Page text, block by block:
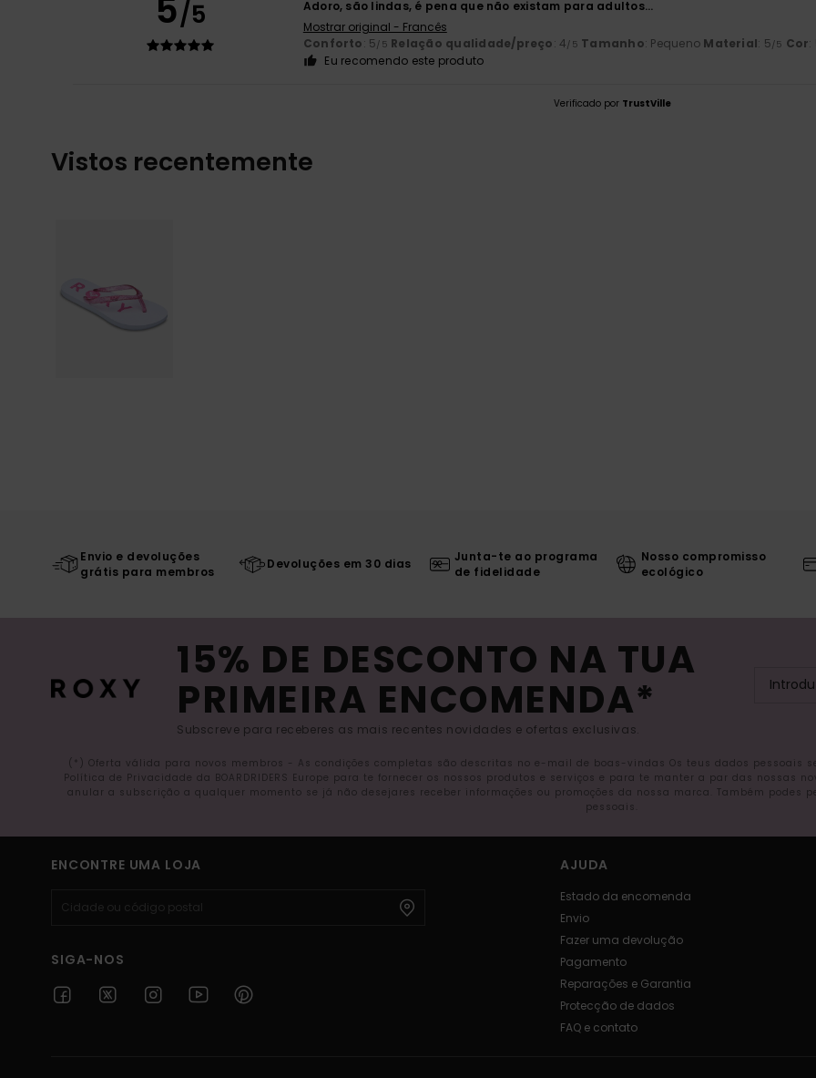
5/5
Adoro, são lindas, é pena que não existam para adultos...
Mostrar original - Francês
Conforto: 5/5 Relação qualidade/preço: 4/5 Tamanho: Pequeno Material: 5/5 Cor:
Eu recomendo este produto
Verificado por TrustVille
Vistos recentemente
Envio e devoluções
grátis para membros
Devoluções em 30 dias
Junta-te ao programa
de fidelidade
Nosso compromisso
ecológico
15% DE DESCONTO NA TUA
PRIMEIRA ENCOMENDA*
Subscreve para receberes as mais recentes novidades e ofertas exclusivas.
(*) Oferta válida para novos membros - As condições completas são descritas no e-mail de boas-vindas Os teus dados pessoais
Política de Privacidade da BOARDRIDERS Europe para te fornecer os nossos produtos e serviços e para te manter a par das nossas
anular a subscrição a qualquer momento se já não desejares receber informações ou promoções da nossa marca. Também
pessoais.
ENCONTRE UMA LOJA
SIGA-NOS
AJUDA
Estado da encomenda
Envio
Fazer uma devolução
Pagamento
Reparações e Garantia
Protecção de dados
FAQ e contato